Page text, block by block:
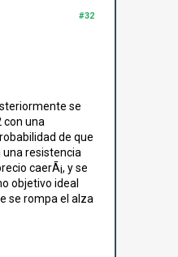
#32
se
con una
de que
resistencia
caerÃ¡, y se
objetivo ideal
se rompa el alza